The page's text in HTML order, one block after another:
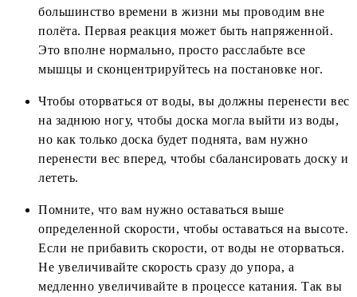
большинство времени в жизни мы проводим вне
полёта. Первая реакция может быть напряженной.
Это вполне нормально, просто расслабьте все
мышцы и сконцентрируйтесь на постановке ног.
Чтобы оторваться от воды, вы должны перенести вес
на заднюю ногу, чтобы доска могла выйти из воды,
но как только доска будет поднята, вам нужно
перенести вес вперед, чтобы сбалансировать доску и
лететь.
Помните, что вам нужно оставаться выше
определенной скорости, чтобы оставаться на высоте.
Если не прибавить скорости, от воды не оторваться.
Не увеличивайте скорость сразу до упора, а
медленно увеличивайте в процессе катания. Так вы